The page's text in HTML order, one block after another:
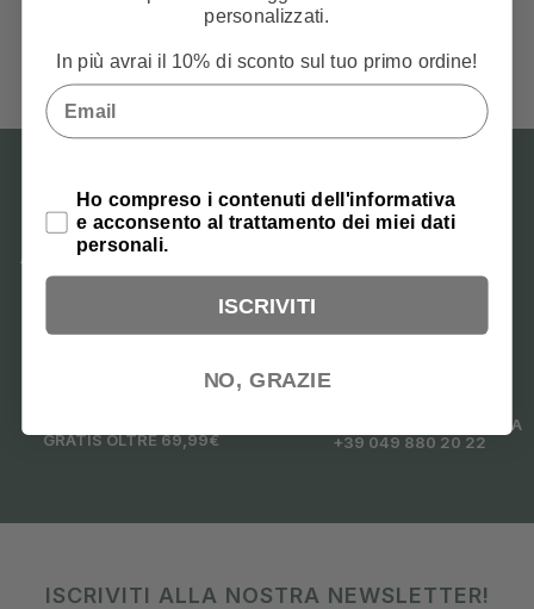
4,99€
ASSISTENZA ALL'ACQUISTO
+39 049 880 20 22
ANCHE A RATE
GRATIS OLTRE 69,99€
ASSISTENZA POST VENDITA
+39 049 880 20 22
ISCRIVITI ALLA NOSTRA NEWSLETTER!
personalizzati.
In più avrai il 10% di sconto sul tuo primo ordine!
Email
Privacy Policy
Ho compreso i contenuti dell'informativa
e acconsento al trattamento dei miei dati
personali.
ISCRIVITI
NO, GRAZIE